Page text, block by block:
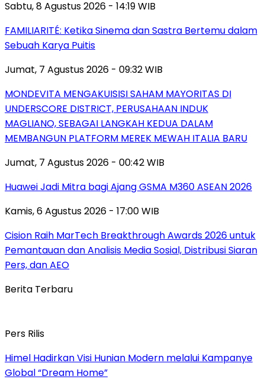
Sabtu, 8 Agustus 2026 - 14:19 WIB
FAMILIARITÉ: Ketika Sinema dan Sastra Bertemu dalam
Sebuah Karya Puitis
Jumat, 7 Agustus 2026 - 09:32 WIB
MONDEVITA MENGAKUISISI SAHAM MAYORITAS DI
UNDERSCORE DISTRICT, PERUSAHAAN INDUK
MAGLIANO, SEBAGAI LANGKAH KEDUA DALAM
MEMBANGUN PLATFORM MEREK MEWAH ITALIA BARU
Jumat, 7 Agustus 2026 - 00:42 WIB
Huawei Jadi Mitra bagi Ajang GSMA M360 ASEAN 2026
Kamis, 6 Agustus 2026 - 17:00 WIB
Cision Raih MarTech Breakthrough Awards 2026 untuk
Pemantauan dan Analisis Media Sosial, Distribusi Siaran
Pers, dan AEO
Berita Terbaru
Pers Rilis
Himel Hadirkan Visi Hunian Modern melalui Kampanye
Global “Dream Home”